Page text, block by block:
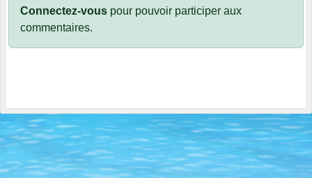
Connectez-vous pour pouvoir participer aux
commentaires.